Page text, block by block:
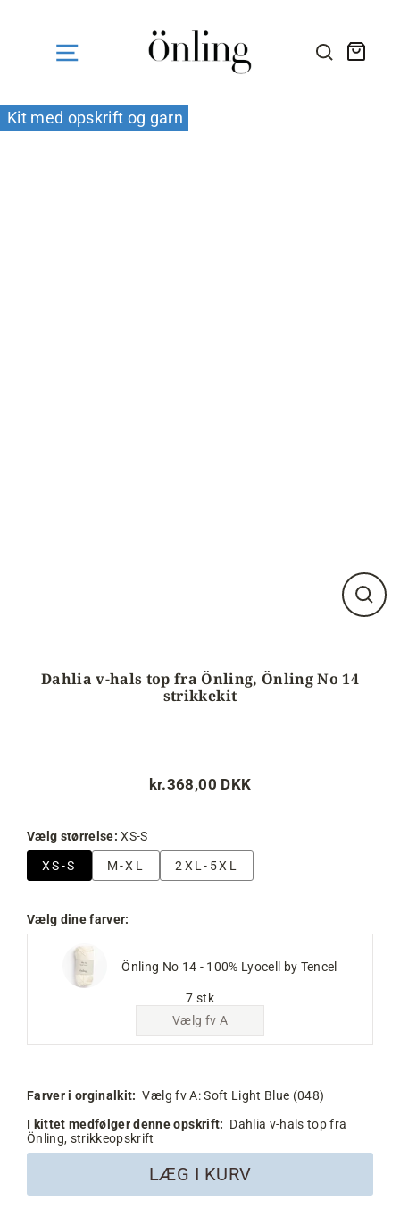
SØG HER
Kit med opskrift og garn
Luk
Dahlia v-hals top fra Önling, Önling No 14
strikkekit
Normalpris
Tilbudspris
kr.368,00 DKK
Vælg størrelse:XS-S
XS-S M-XL 2XL-5XL
Vælg dine farver:
Önling No 14 - 100% Lyocell by Tencel
7 stk
Vælg fv A
Farver i orginalkit:Vælg fv A: Soft Light Blue (048)
I kittet medfølger denne opskrift: Dahlia v-hals top fra
Önling, strikkeopskrift
LÆG I KURV